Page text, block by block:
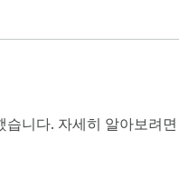
니다. 자세히 알아보려면